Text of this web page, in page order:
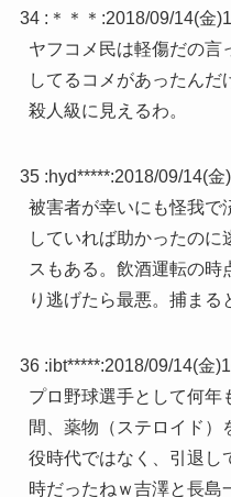
34 : ＊＊＊ :2018/09/14(金
ヤフコメ民は軽傷だの言
してるコメがあったんだ
殺人級に見えるわ。
35 :hyd*****:2018/09/14(金
被害者が幸いにも怪我で
していれば助かったのに
スもある。飲酒運転の時
り逃げたら最悪。捕まる
36 :ibt*****:2018/09/14(金
プロ野球選手として何年
間、薬物（ステロイド）
役時代ではなく、引退し
時だったねｗ吉澤と長島